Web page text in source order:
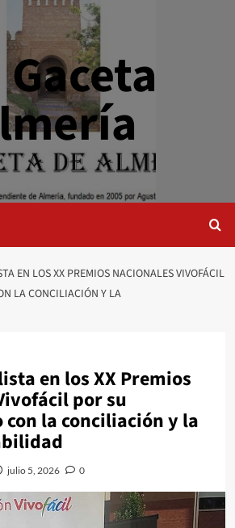
Gaceta
EN LOS XX PREMIOS NACIONALES VIVOFÁCIL
LA CONCILIACIÓN Y LA
en los XX Premios
por su
la conciliación y la
julio 5, 2026 0